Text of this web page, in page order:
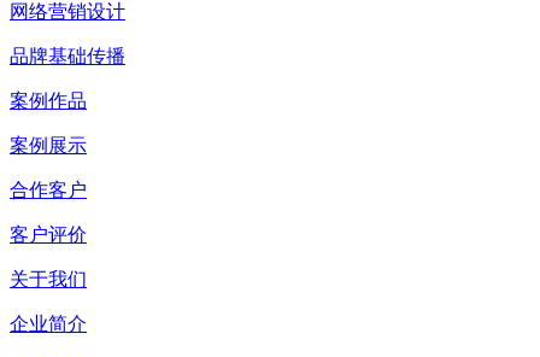
网络营销设计
品牌基础传播
案例作品
案例展示
合作客户
客户评价
关于我们
企业简介